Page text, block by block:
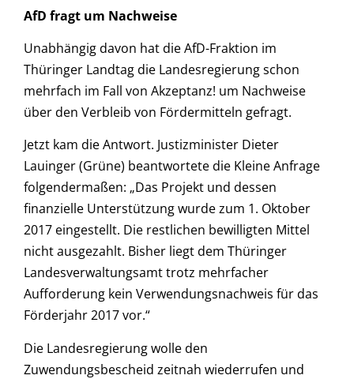
AfD fragt um Nachweise
Unabhängig davon hat die AfD-Fraktion im
Thüringer Landtag die Landesregierung schon
mehrfach im Fall von Akzeptanz! um Nachweise
über den Verbleib von Fördermitteln gefragt.
Jetzt kam die Antwort. Justizminister Dieter
Lauinger (Grüne) beantwortete die Kleine Anfrage
folgendermaßen: „Das Projekt und dessen
finanzielle Unterstützung wurde zum 1. Oktober
2017 eingestellt. Die restlichen bewilligten Mittel
nicht ausgezahlt. Bisher liegt dem Thüringer
Landesverwaltungsamt trotz mehrfacher
Aufforderung kein Verwendungsnachweis für das
Förderjahr 2017 vor.“
Die Landesregierung wolle den
Zuwendungsbescheid zeitnah wiederrufen und